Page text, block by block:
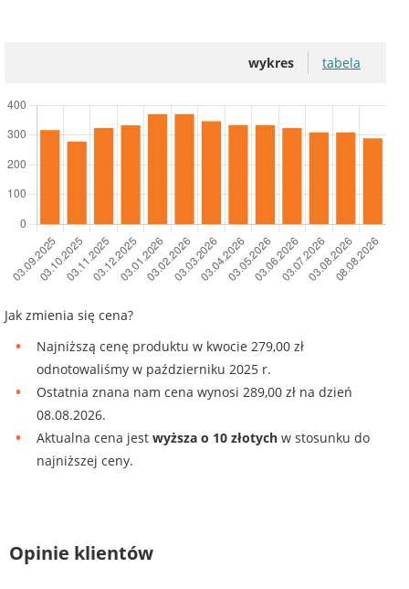
wykres tabela
Jak zmienia się cena?
Najniższą cenę produktu w kwocie 279,00 zł
odnotowaliśmy w październiku 2025 r.
Ostatnia znana nam cena wynosi 289,00 zł na dzień
08.08.2026.
Aktualna cena jest wyższa o 10 złotych w stosunku do
najniższej ceny.
Opinie klientów